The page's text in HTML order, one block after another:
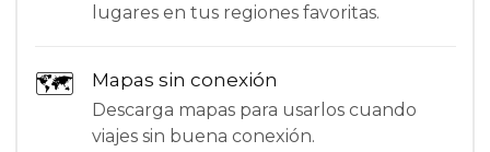
lugares en tus regiones favoritas.
🗺 Mapas sin conexión
Descarga mapas para usarlos cuando
viajes sin buena conexión.